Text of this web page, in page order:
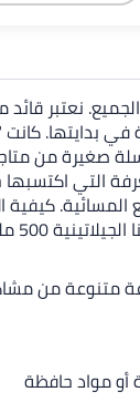
الجودة بأسعار
في بدايتها.
صغيرة
التي
مواد حافظة